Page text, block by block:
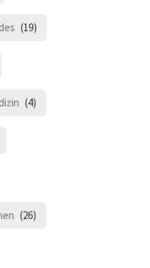
(19)
(4)
(26)